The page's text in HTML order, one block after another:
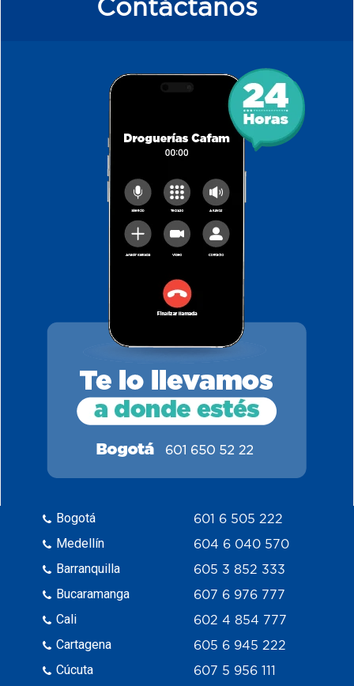
Contáctanos
Bogotá
Medellín
Barranquilla
Bucaramanga
Cali
Cartagena
Cúcuta
601 6 505 222
604 6 040 570
605 3 852 333
607 6 976 777
602 4 854 777
605 6 945 222
607 5 956 111